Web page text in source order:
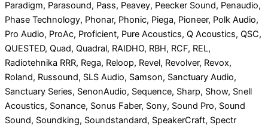
Paradigm, Parasound, Pass, Peavey, Peecker Sound, Penaudio,
Phase Technology, Phonar, Phonic, Piega, Pioneer, Polk Audio,
Pro Audio, ProAc, Proficient, Pure Acoustics, Q Acoustics, QSC,
QUESTED, Quad, Quadral, RAIDHO, RBH, RCF, REL,
Radiotehnika RRR, Rega, Reloop, Revel, Revolver, Revox,
Roland, Russound, SLS Audio, Samson, Sanctuary Audio,
Sanctuary Series, SenonAudio, Sequence, Sharp, Show, Snell
Acoustics, Sonance, Sonus Faber, Sony, Sound Pro, Sound
Sound, Soundking, Soundstandard, SpeakerCraft, Spectr